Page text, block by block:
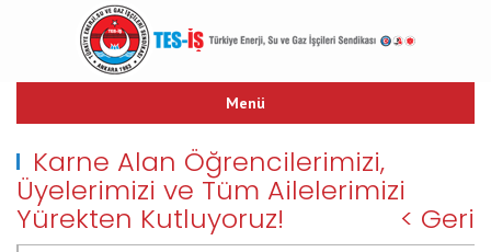
Menü
TARİHÇE
TES-İŞ MARŞI
YAYINLARIMIZ
Karne Alan Öğrencilerimizi,
Üyelerimizi ve Tüm Ailelerimizi
Yürekten Kutluyoruz! < Geri